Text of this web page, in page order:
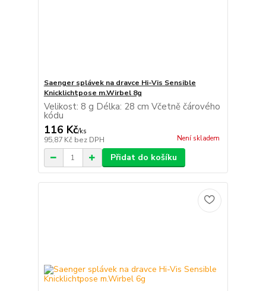
Saenger splávek na dravce Hi-Vis Sensible
Knicklichtpose m.Wirbel 8g
Velikost: 8 g Délka: 28 cm Včetně čárového
kódu
116 Kč/ks
95,87 Kč bez DPH Není skladem
Přidat do košíku